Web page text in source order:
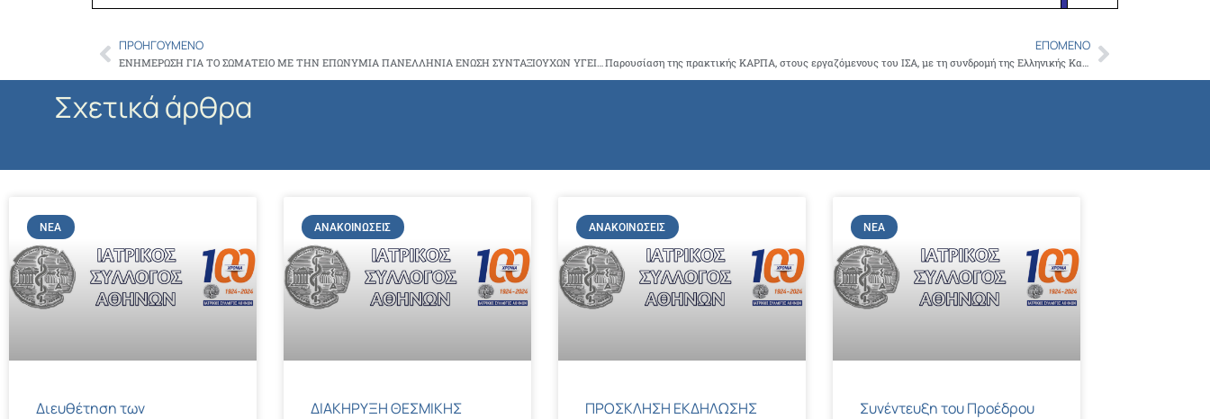
Prev
ΠΡΟΗΓΟΎΜΕΝΟ
ΕΝΗΜΕΡΩΣΗ ΓΙΑ ΤΟ ΣΩΜΑΤΕΙΟ ΜΕ ΤΗΝ ΕΠΩΝΥΜΙΑ ΠΑΝΕΛΛΗΝΙΑ ΕΝΩΣΗ ΣΥΝΤΑΞΙΟΥΧΩΝ ΥΓΕΙΟΝΟΜΙΚΩΝ
ΕΠΌΜΕΝΟ
Παρουσίαση της πρακτικής ΚΑΡΠΑ, στους εργαζόμενους του ΙΣΑ, με τη συνδρομή της Ελληνικής Καρδιολογικής ΕταιρείαςNext
Σχετικά άρθρα
ΝΈΑ
Διευθέτηση των
ΑΝΑΚΟΙΝΏΣΕΙΣ
ΔΙΑΚΗΡΥΞΗ ΘΕΣΜΙΚΗΣ
ΑΝΑΚΟΙΝΏΣΕΙΣ
ΠΡΟΣΚΛΗΣΗ ΕΚΔΗΛΩΣΗΣ
ΝΈΑ
Συνέντευξη του Προέδρου